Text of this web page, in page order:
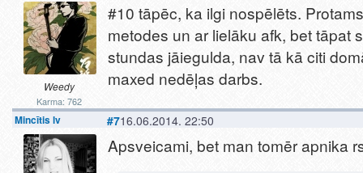
Weedy
Karma: 762
#10 tāpēc, ka ilgi nospēlēts.
metodes un ar lielāku afk, bet tāpat
stundas jāiegulda, nav tā kā citi
maxed nedēļas darbs.
Mincītis lv #716.06.2014. 22:50
Apsveicami, bet man tomēr apnika